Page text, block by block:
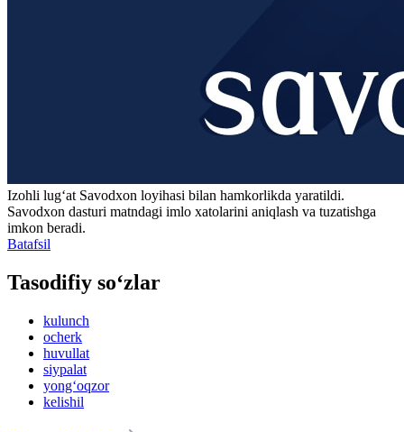
Izohli lugʻat Savodxon loyihasi bilan hamkorlikda yaratildi.
Savodxon dasturi matndagi imlo xatolarini aniqlash va tuzatishga
imkon beradi.
Batafsil
Tasodifiy so‘zlar
kulunch
ocherk
huvullat
siypalat
yong‘oqzor
kelishil